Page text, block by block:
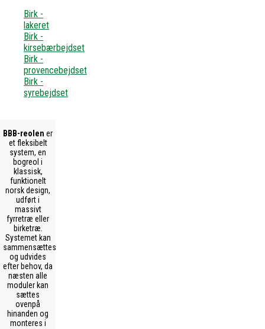
Birk -
lakeret
Birk -
kirsebærbejdset
Birk -
provencebejdset
Birk -
syrebejdset
BBB-reolen er
et fleksibelt
system, en
bogreol i
klassisk,
funktionelt
norsk design,
udført i
massivt
fyrretræ eller
birketræ.
Systemet kan
sammensættes
og udvides
efter behov, da
næsten alle
moduler kan
sættes
ovenpå
hinanden og
monteres i